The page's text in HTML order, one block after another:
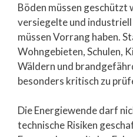
Böden müssen geschützt
versiegelte und
müssen Vorrang haben.
Wohngebieten, Schulen,
Wäldern und
besonders kritisch zu
Die Energiewende darf
technische Risiken